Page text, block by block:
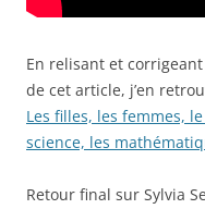
En relisant et
de cet article, j’en
Les filles, les femmes,
science, les
Retour final sur Sylvia